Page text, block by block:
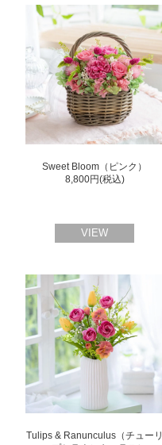
Sweet Bloom（ピンク）
8,800円(税込)
VIEW
Tulips & Ranunculus（チューリ